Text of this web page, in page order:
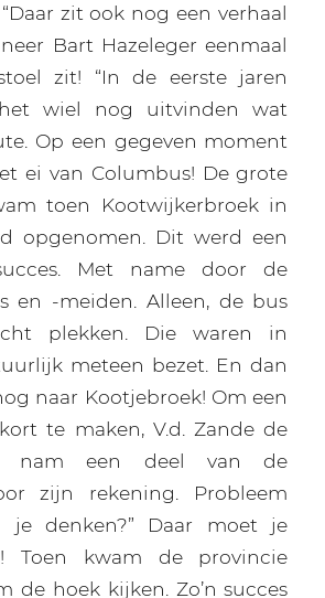
zit ook nog een verhaal
Bart Hazeleger eenmaal
zit! “In de eerste jaren
wiel nog uitvinden wat
Op een gegeven moment
ei van Columbus! De grote
toen Kootwijkerbroek in
opgenomen. Dit werd een
Met name door de
en -meiden. Alleen, de bus
plekken. Die waren in
meteen bezet. En dan
naar Kootjebroek! Om een
te maken, V.d. Zande de
nam een deel van de
zijn rekening. Probleem
je denken?” Daar moet je
Toen kwam de provincie
de hoek kijken. Zo’n succes